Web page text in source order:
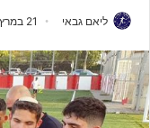
ליאם גבאי 21 במרץ 2022